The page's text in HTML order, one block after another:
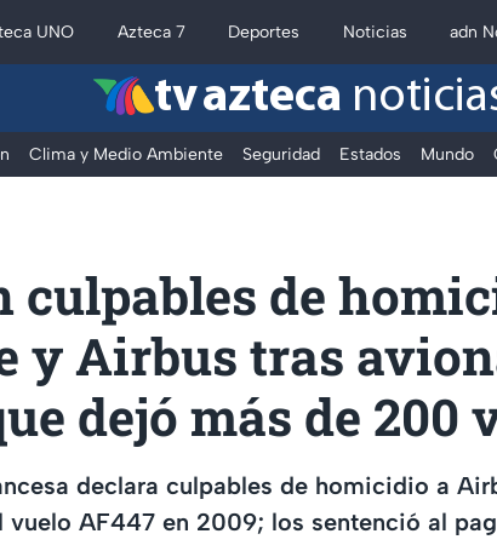
UNO Azteca 7 Deportes Noticias adn
tv azteca
Clima y Medio Ambiente Seguridad Estados Mundo
culpables de
y Airbus tras
dejó más de 200
declara culpables de homicidio a
vuelo AF447 en 2009; los sentenció al